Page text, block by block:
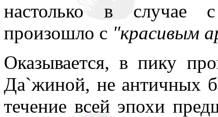
настолько в случае с
произошло с "красивым
Оказывается, в пику
Да`жиной, не античных
течение всей эпохи